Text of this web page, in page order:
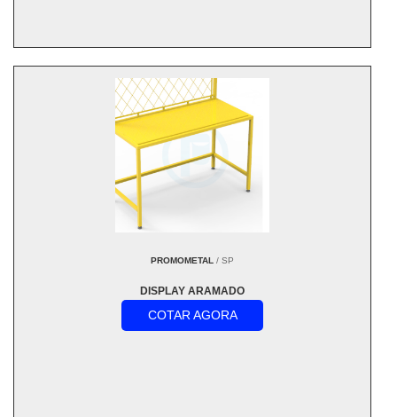
PROMOMETAL / SP
DISPLAY ARAMADO
COTAR AGORA